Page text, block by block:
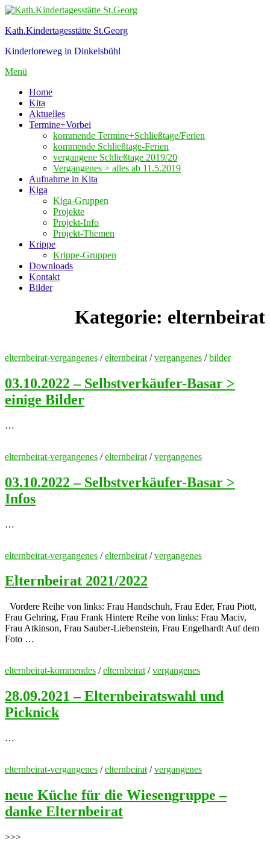
Zum
springen
Kath.Kindertagesstätte St.Georg
Kinderloreweg in Dinkelsbühl
Menü
Home
Kita
Aktuelles
Termine+Vorbei
kommende Termine+Schließtage/Ferien
kommende Schließtage-Ferien
vergangene Schließtage 2019/20
Vergangenes > alles ab 11.5.2019
Aufnahme in Kita
Kiga
Kiga-Gruppen
Projekte
Projekt-Info
Projekt-Themen
Krippe
Krippe-Gruppen
Downloads
Kontakt
Bilder
Kategorie: elternbeirat
elternbeirat-vergangenes /elternbeirat /vergangenes /bilder
03.10.2022 – Selbstverkäufer-Basar >
einige Bilder
…
elternbeirat-vergangenes /elternbeirat /vergangenes
03.10.2022 – Selbstverkäufer-Basar >
Infos
…
elternbeirat-vergangenes /elternbeirat /vergangenes
Elternbeirat 2021/2022
Vordere Reihe von links: Frau Handschuh, Frau Eder, Frau Piott,
Frau Gehring, Frau Frank Hintere Reihe von links: Frau Maciv,
Frau Atkinson, Frau Sauber-Liebenstein, Frau Engelhardt Auf dem
Foto …
elternbeirat-kommendes /elternbeirat /vergangenes
28.09.2021 – Elternbeiratswahl und
Picknick
…
elternbeirat-vergangenes /elternbeirat /vergangenes
neue Küche für die Wiesengruppe –
danke Elternbeirat
>>>